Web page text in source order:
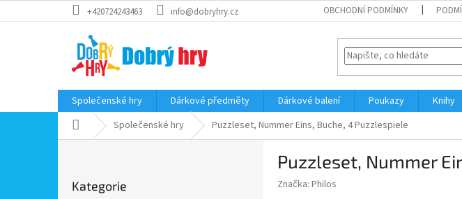
na
+420724243463 info@dobryhry.cz OBCHODNÍ PODMÍNKY
Společenské hry Dárkové předměty Dárkové balení Poukazy Knihy
Domů Společenské hry Puzzleset, Nummer Eins, Buche, 4 Puzzlespiele
kategorie
Kategorie
Puzzleset, Nummer
Značka: Philos